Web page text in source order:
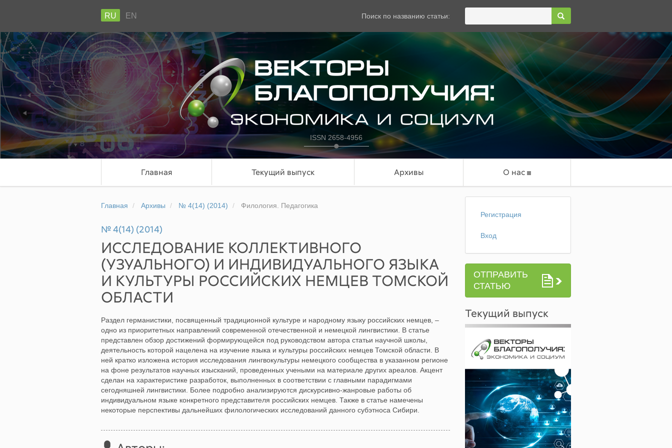
RU EN Поиск по названию статьи:
ISSN 2658-4956
Главная Текущий выпуск Архивы О нас
Главная Архивы № 4(14) (2014) Филология. Педагогика
№ 4(14) (2014)
ИССЛЕДОВАНИЕ КОЛЛЕКТИВНОГО
(УЗУАЛЬНОГО) И ИНДИВИДУАЛЬНОГО ЯЗЫКА
И КУЛЬТУРЫ РОССИЙСКИХ НЕМЦЕВ ТОМСКОЙ
ОБЛАСТИ
Раздел германистики, посвященный традиционной культуре и народному языку российских немцев, –
одно из приоритетных направлений современной отечественной и немецкой лингвистики. В статье
представлен обзор достижений формирующейся под руководством автора статьи научной школы,
деятельность которой нацелена на изучение языка и культуры российских немцев Томской области. В
ней кратко изложена история исследования лингвокультуры немецкого сообщества в указанном регионе
на фоне результатов научных изысканий, проведенных учеными на материале других ареалов. Акцент
сделан на характеристике разработок, выполненных в соответствии с главными парадигмами
сегодняшней лингвистики. Более подробно анализируются дискурсивно-жанровые работы об
индивидуальном языке конкретного представителя российских немцев. Также в статье намечены
некоторые перспективы дальнейших филологических исследований данного субэтноса Сибири.
Регистрация
Вход
ОТПРАВИТЬ
СТАТЬЮ
Текущий выпуск